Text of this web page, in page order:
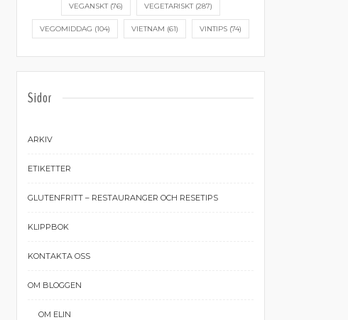
VEGANSKT(76) VEGETARISKT(287)
VEGOMIDDAG (104) VIETNAM (61) VINTIPS (74)
Sidor
ARKIV
ETIKETTER
GLUTENFRITT – RESTAURANGER OCH RESETIPS
KLIPPBOK
KONTAKTA OSS
OM BLOGGEN
OM ELIN